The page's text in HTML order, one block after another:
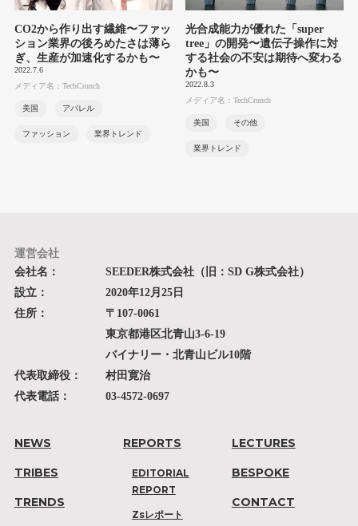
CO2から作り出す繊維〜ファッ
ション業界の後ろめたさは薄ら
ぎ、生産が加速化するかも〜
2022.7.6
メディア名：TechCrunch
美国 アパレル
ファッション 業界トレンド
光合成能力が優れた「super
tree」の開発〜遺伝子操作に対
する社会の不安は期待へ変わる
かも〜
2022.8.3
メディア名：TechCrunch
美国 その他
業界トレンド
運営会社
会社名：
SEEDER株式会社（旧：SD G株式会社）
設立：
2020年12月25日
住所：
〒107-0061
東京都港区北青山3-6-19
バイナリー・北青山ビル10階
代表取締役：
村田寛治
代表電話：
03-4572-0697
NEWS
TRIBES
TRENDS
REPORTS
EDITORIAL
REPORT
Zsレポート
LECTURES
BESPOKE
CONTACT